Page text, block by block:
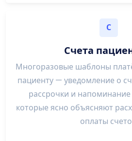
С
Счета
Многоразовые шаблоны
пациенту — уведомление о
рассрочки и
которые ясно объясняют
оплаты